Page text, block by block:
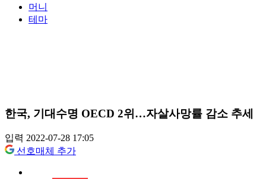
머니
테마
한국, 기대수명 OECD 2위…자살사망률 감소 추세
입력 2022-07-28 17:05
선호매체 추가